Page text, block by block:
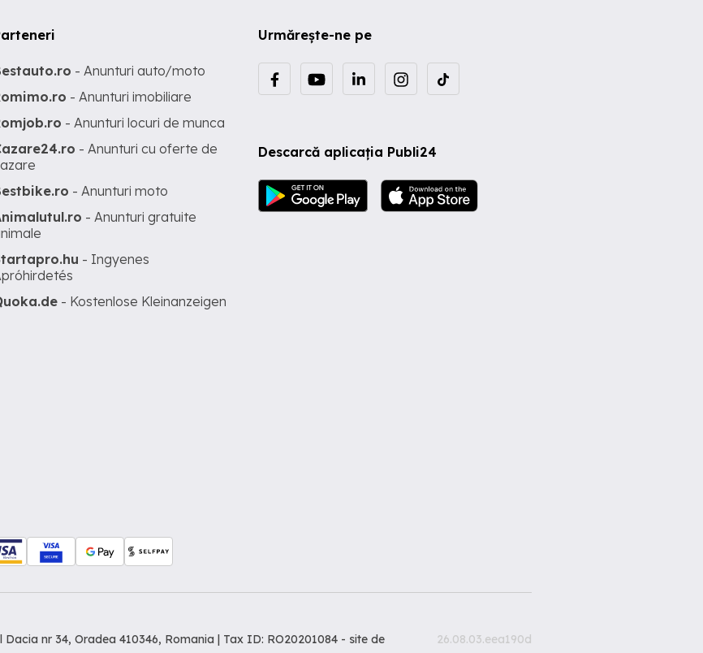
Urmărește-ne pe
Descarcă aplicația Publi24
- Anunturi auto/moto
- Anunturi imobiliare
- Anunturi locuri de munca
- Anunturi cu oferte de
- Anunturi moto
- Anunturi gratuite
- Ingyenes
- Kostenlose Kleinanzeigen
nr 34, Oradea 410346, Romania | Tax ID: RO20201084 - site de
26.08.03.eea190d